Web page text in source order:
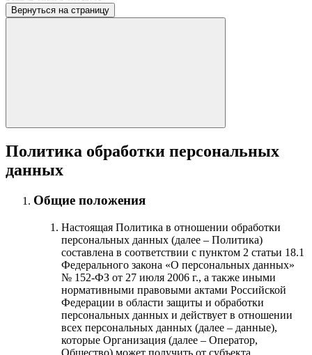
Вернуться на страницу
Политика обработки персональных
данных
Общие положения
Настоящая Политика в отношении обработки
персональных данных (далее – Политика)
составлена в соответствии с пунктом 2 статьи 18.1
Федерального закона «О персональных данных»
№ 152-ФЗ от 27 июля 2006 г., а также иными
нормативными правовыми актами Российской
Федерации в области защиты и обработки
персональных данных и действует в отношении
всех персональных данных (далее – данные),
которые Организация (далее – Оператор,